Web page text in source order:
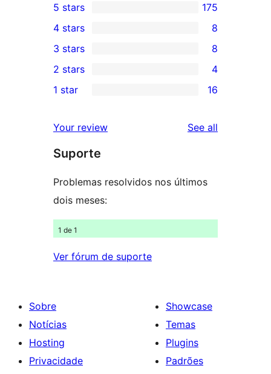
175
5-
star
reviews
5 stars 175
4-
star
reviews
4 stars 8
8
3-
star
3 stars 8
2-
reviews
2 stars 4
16
star
reviews
1 star 16
Your review See all
Suporte
Problemas resolvidos nos últimos
dois meses:
1 de 1
Ver fórum de suporte
Sobre
Notícias
Hosting
Privacidade
Showcase
Temas
Plugins
Padrões